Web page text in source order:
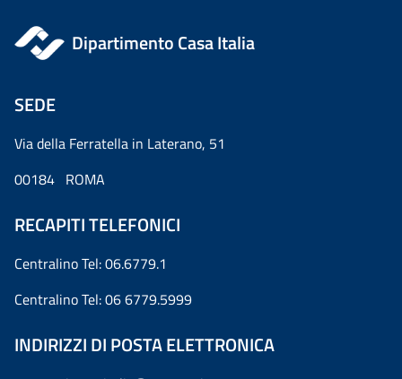
Dipartimento Casa Italia
SEDE
Via della Ferratella in Laterano, 51
00184 ROMA
RECAPITI TELEFONICI
Centralino Tel: 06.6779.1
Centralino Tel: 06 6779.5999
INDIRIZZI DI POSTA ELETTRONICA